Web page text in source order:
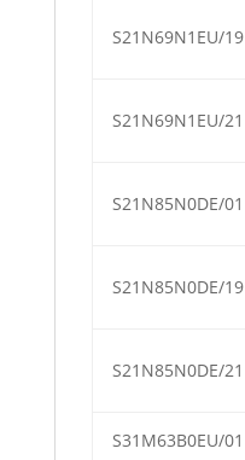
S21N69N1EU/19
S21N69N1EU/21
S21N85N0DE/01
S21N85N0DE/19
S21N85N0DE/21
S31M63B0EU/01